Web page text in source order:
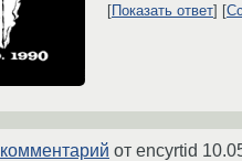
Показать ответ
комментарий от encyrtid